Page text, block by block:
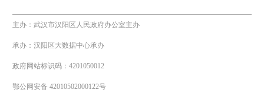
公民、法人和其他组织需要汉阳区
科经局提供主动公开信息以外的政府信
息，可以向本单位申请获取，除特殊情
况外，本单位将予以提供。
主办：武汉市汉阳区人民政府办公室主办
承办：汉阳区大数据中心承办
政府网站标识码：4201050012
鄂公网安备 42010502000122号